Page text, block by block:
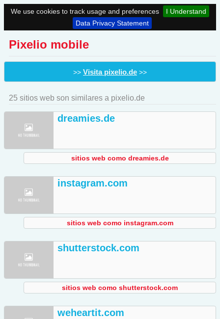
We use cookies to track usage and preferences
I Understand
Data Privacy Statement
Pixelio mobile
>> Visita pixelio.de >>
25 sitios web son similares a pixelio.de
dreamies.de
sitios web como dreamies.de
instagram.com
sitios web como instagram.com
shutterstock.com
sitios web como shutterstock.com
weheartit.com